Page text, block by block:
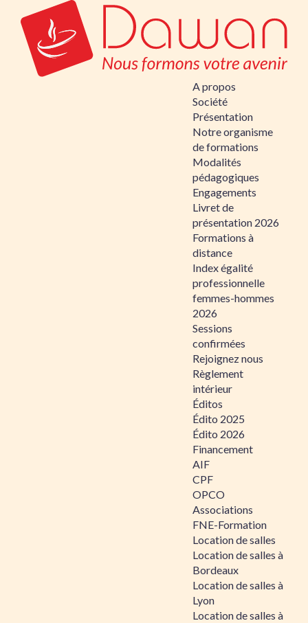
A propos
Société
Présentation
Notre organisme
de formations
Modalités
pédagogiques
Engagements
Livret de
présentation 2026
Formations à
distance
Index égalité
professionnelle
femmes-hommes
2026
Sessions
confirmées
Rejoignez nous
Règlement
intérieur
Éditos
Édito 2025
Édito 2026
Financement
AIF
CPF
OPCO
Associations
FNE-Formation
Location de salles
Location de salles à
Bordeaux
Location de salles à
Lyon
Location de salles à